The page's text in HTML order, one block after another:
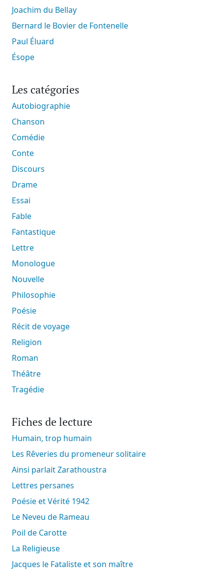
Joachim du Bellay
Bernard le Bovier de Fontenelle
Paul Éluard
Ésope
Les catégories
Autobiographie
Chanson
Comédie
Conte
Discours
Drame
Essai
Fable
Fantastique
Lettre
Monologue
Nouvelle
Philosophie
Poésie
Récit de voyage
Religion
Roman
Théâtre
Tragédie
Fiches de lecture
Humain, trop humain
Les Rêveries du promeneur solitaire
Ainsi parlait Zarathoustra
Lettres persanes
Poésie et Vérité 1942
Le Neveu de Rameau
Poil de Carotte
La Religieuse
Jacques le Fataliste et son maître